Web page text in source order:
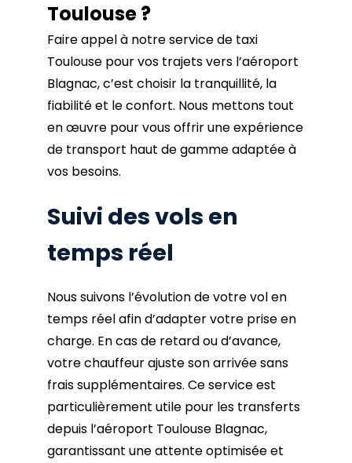
Toulouse ?
Faire appel à notre service de taxi
Toulouse pour vos trajets vers l’aéroport
Blagnac, c’est choisir la tranquillité, la
fiabilité et le confort. Nous mettons tout
en œuvre pour vous offrir une expérience
de transport haut de gamme adaptée à
vos besoins.
Suivi des vols en
temps réel
Nous suivons l’évolution de votre vol en
temps réel afin d’adapter votre prise en
charge. En cas de retard ou d’avance,
votre chauffeur ajuste son arrivée sans
frais supplémentaires. Ce service est
particulièrement utile pour les transferts
depuis l’aéroport Toulouse Blagnac,
garantissant une attente optimisée et